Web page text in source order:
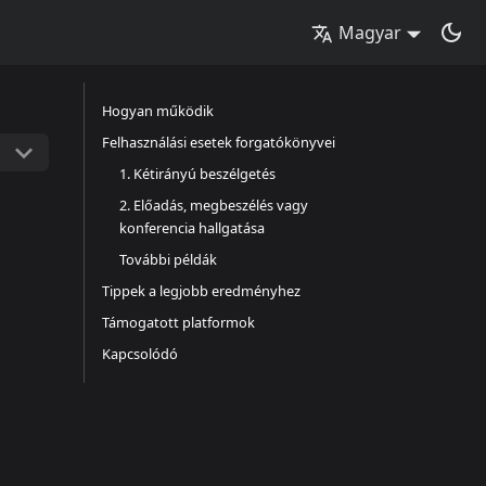
Magyar
Hogyan működik
Felhasználási esetek forgatókönyvei
1. Kétirányú beszélgetés
2. Előadás, megbeszélés vagy
konferencia hallgatása
További példák
Tippek a legjobb eredményhez
Támogatott platformok
Kapcsolódó